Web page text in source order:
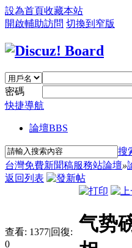
設為首頁收藏本站
開啟輔助訪問 切換到窄版
密碼
快捷導航
論壇BBS
搜
台灣免費新聞稿服務站論壇»
返回列表
查看: 1377|回復:
0
气势